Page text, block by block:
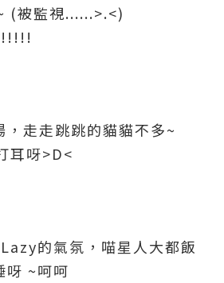
(被監視......>.<)
，走走跳跳的貓貓不多~
耳呀>D<
的氣氛，喵星人大都飯
呀 ~呵呵